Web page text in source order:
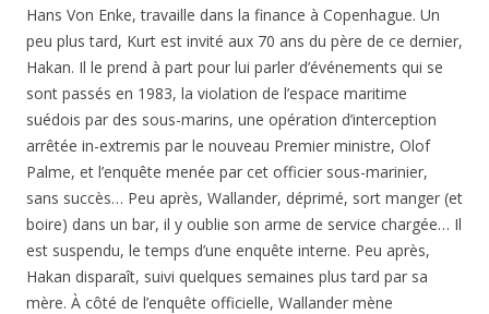
Hans Von Enke, travaille dans la finance à Copenhague. Un
peu plus tard, Kurt est invité aux 70 ans du père de ce dernier,
Hakan. Il le prend à part pour lui parler d’événements qui se
sont passés en 1983, la violation de l’espace maritime
suédois par des sous-marins, une opération d’interception
arrêtée in-extremis par le nouveau Premier ministre, Olof
Palme, et l’enquête menée par cet officier sous-marinier,
sans succès… Peu après, Wallander, déprimé, sort manger (et
boire) dans un bar, il y oublie son arme de service chargée… Il
est suspendu, le temps d’une enquête interne. Peu après,
Hakan disparaît, suivi quelques semaines plus tard par sa
mère. À côté de l’enquête officielle, Wallander mène